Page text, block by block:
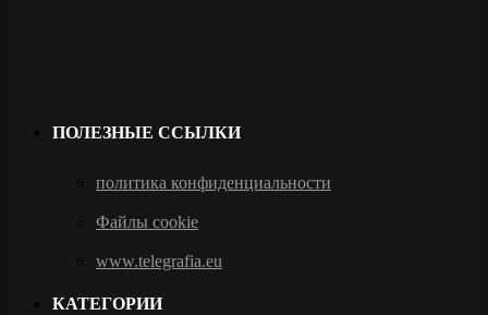
ПОЛЕЗНЫЕ ССЫЛКИ
политика конфиденциальности
Файлы cookie
www.telegrafia.eu
КАТЕГОРИИ